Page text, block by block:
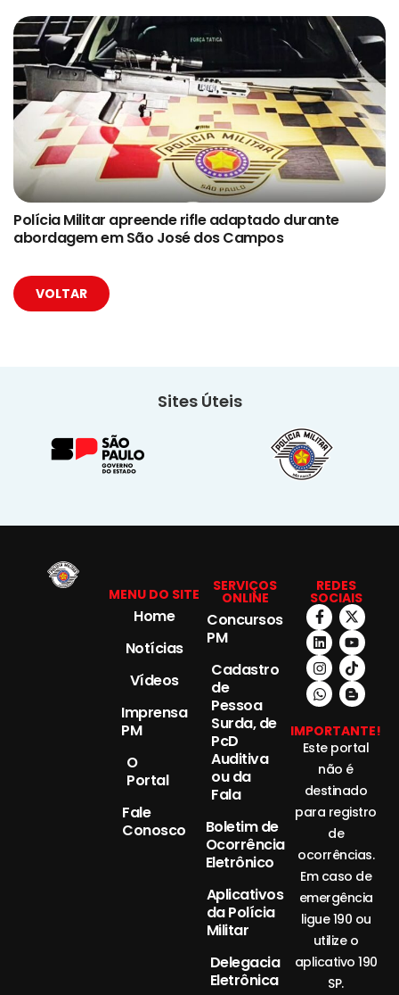
Polícia Militar apreende rifle adaptado durante
abordagem em São José dos Campos
VOLTAR
Sites Úteis
MENU DO SITE
Home
Notícias
Vídeos
Imprensa
PM
O
Portal
Fale
Conosco
SERVIÇOS
ONLINE
Concursos
PM
Cadastro
de
Pessoa
Surda, de
PcD
Auditiva
ou da
Fala
Boletim de
Ocorrência
Eletrônico
Aplicativos
da Polícia
Militar
Delegacia
Eletrônica
REDES
SOCIAIS
IMPORTANTE!
Este portal
não é
destinado
para registro
de
ocorrências.
Em caso de
emergência
ligue 190 ou
utilize o
aplicativo 190
SP.